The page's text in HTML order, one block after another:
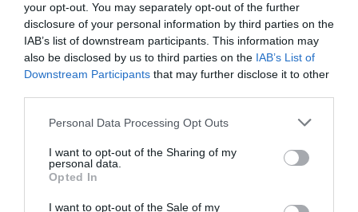
your opt-out. You may separately opt-out of the further
disclosure of your personal information by third parties on the
IAB’s list of downstream participants. This information may
also be disclosed by us to third parties on the IAB’s List of
Downstream Participants that may further disclose it to other
Personal Data Processing Opt Outs
I want to opt-out of the Sharing of my
personal data.
Opted In
I want to opt-out of the Sale of my
Παραγωγή:Θεατρικές Επιχειρήσεις Τάγαρη
Πρωταγωνιστούν:Βλαδίμηρος Κυριακίδης,
Σοφία Βογιατζάκη, Παρθένα Χοροζίδου, Πάνος
Σταθακόπουλος, Ιωάννης Απέργης, Θάνος
Μπίρκος, Αντιγόνη Νάκα
Ρέππας – Παπαθανασίου σε περιοδεία
Ταυτότητα Εκδήλωσης